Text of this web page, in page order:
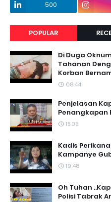
500
POPULAR
Di Duga
Tahanan
Korban
08.44
Penjelasan
Penangkapan
15.05
Kadis
Kampanye
19.48
Oh Tuhan
Polisi Tabrak